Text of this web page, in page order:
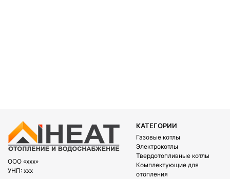
OOO «xxx»
УНП: xxx
КАТЕГОРИИ
Газовые котлы
Электрокотлы
Твердотопливные котлы
Комплектующие для
отопления